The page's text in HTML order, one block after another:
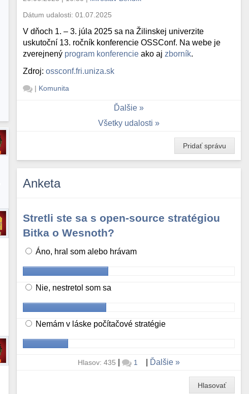
Dátum udalosti:01.07.2025
V dňoch 1. – 3. júla 2025 sa na Žilinskej univerzite
uskutoční 13. ročník konferencie OSSConf. Na webe je
zverejnený program konferencie ako aj zborník.
Zdroj:ossconf.fri.uniza.sk
| Komunita
Ďalšie
Všetky udalosti
Pridať správu
Anketa
Stretli ste sa s open-source stratégiou
Bitka o Wesnoth?
Áno, hral som alebo hrávam
Nie, nestretol som sa
Nemám v láske počítačové stratégie
Hlasov: 435 | 1 Ďalšie
Hlasovať